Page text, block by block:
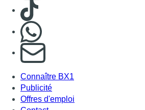
Consulter TikTok
S'abonner à notre newsletter
Connaître BX1
Publicité
Offres d'emploi